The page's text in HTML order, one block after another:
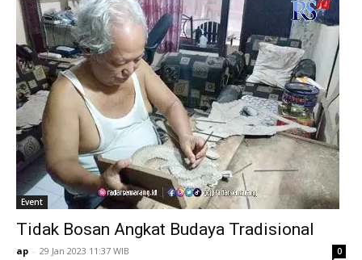
Event
Tidak Bosan Angkat Budaya Tradisional
ap - 29 Jan 2023 11:37 WIB 0